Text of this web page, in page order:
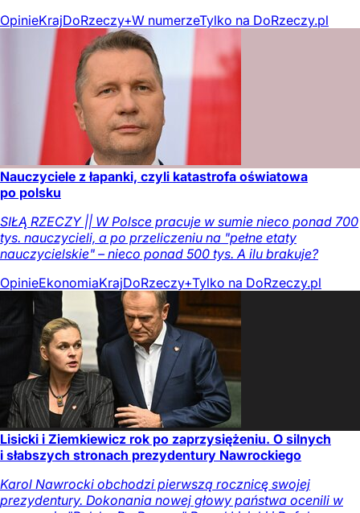
OpinieKrajDoRzeczy+W numerzeTylko na DoRzeczy.pl
Nauczyciele z łapanki, czyli katastrofa oświatowa
po polsku
SIŁĄ RZECZY || W Polsce pracuje w sumie nieco ponad 700
tys. nauczycieli, a po przeliczeniu na "pełne etaty
nauczycielskie" – nieco ponad 500 tys. A ilu brakuje?
OpinieEkonomiaKrajDoRzeczy+Tylko na DoRzeczy.pl
Lisicki i Ziemkiewicz rok po zaprzysiężeniu. O silnych
i słabszych stronach prezydentury Nawrockiego
Karol Nawrocki obchodzi pierwszą rocznicę swojej
prezydentury. Dokonania nowej głowy państwa ocenili w